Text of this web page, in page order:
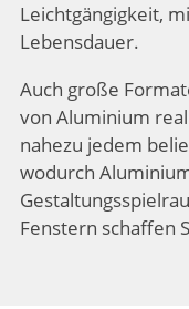
Leichtgängigkeit,
Lebensdauer.
Auch große
von Aluminium
nahezu jedem
wodurch
Fenstern schaffen